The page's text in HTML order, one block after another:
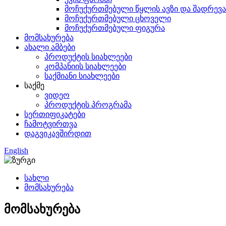
მოჩუქურთმებული წყლის ავზი და
მოჩუქურთმებული ცხოველი
მოჩუქურთმებული ფიგურა
მომსახურება
ახალი ამბები
პროდუქტის სიახლეები
კომპანიის სიახლეები
საქმიანი სიახლეები
საქმე
ვიდეო
პროდუქტის პროგრამა
სერთიფიკატები
ჩამოტვირთვა
დაგვიკავშირდით
English
სახლი
მომსახურება
მომსახურება